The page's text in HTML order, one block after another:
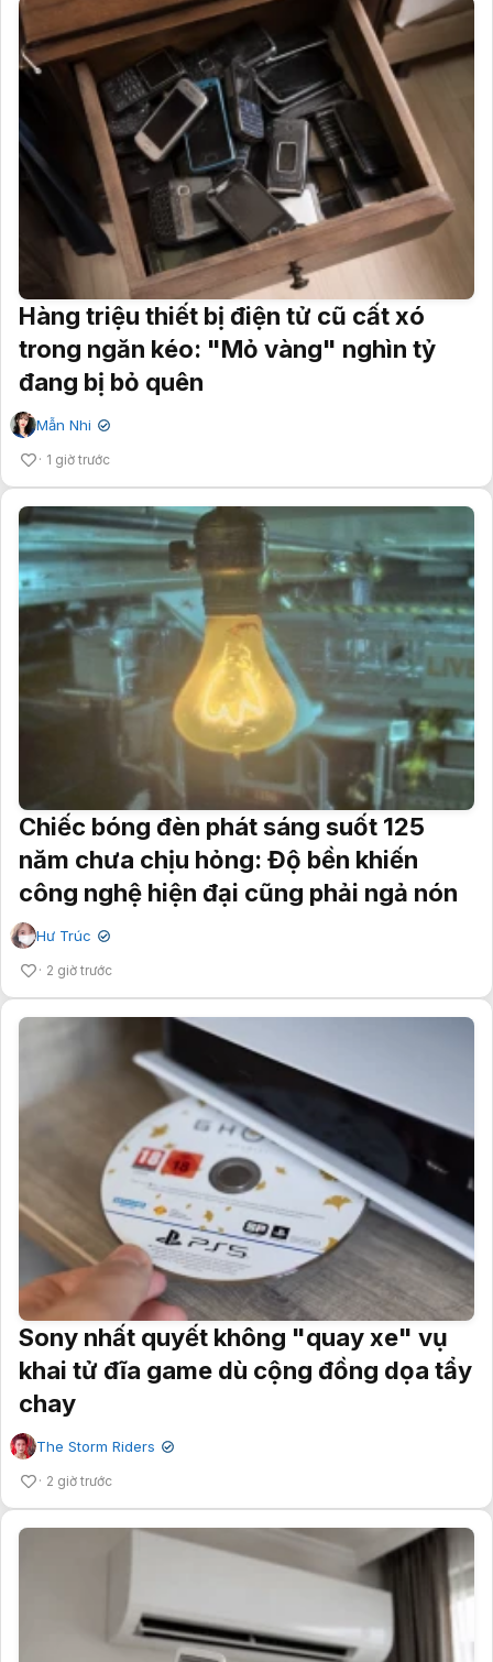
Hàng triệu thiết bị điện tử cũ cất xó
trong ngăn kéo: "Mỏ vàng" nghìn tỷ
đang bị bỏ quên
Mẫn Nhi ✔
1 giờ trước
Chiếc bóng đèn phát sáng suốt 125
năm chưa chịu hỏng: Độ bền khiến
công nghệ hiện đại cũng phải ngả nón
Hư Trúc ✔
2 giờ trước
Sony nhất quyết không "quay xe" vụ
khai tử đĩa game dù cộng đồng dọa tẩy
chay
The Storm Riders ✔
2 giờ trước